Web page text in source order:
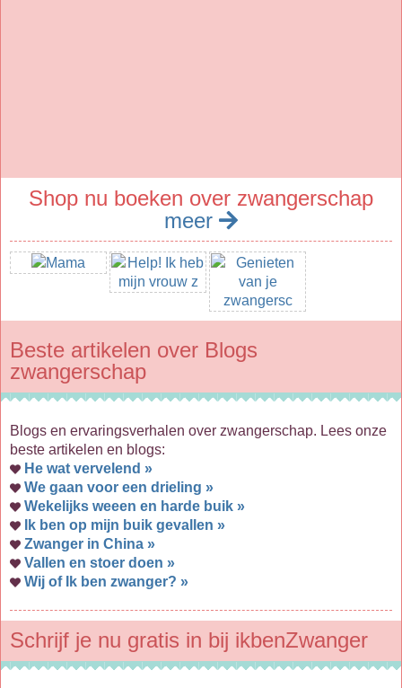
Shop nu boeken over zwangerschap
meer
Beste artikelen over Blogs
zwangerschap
Blogs en ervaringsverhalen over zwangerschap. Lees onze
beste artikelen en blogs:
He wat vervelend »
We gaan voor een drieling »
Wekelijks weeen en harde buik »
Ik ben op mijn buik gevallen »
Zwanger in China »
Vallen en stoer doen »
Wij of Ik ben zwanger? »
Schrijf je nu gratis in bij ikbenZwanger